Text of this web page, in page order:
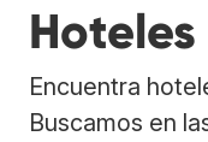
Encuentra
Buscamos en